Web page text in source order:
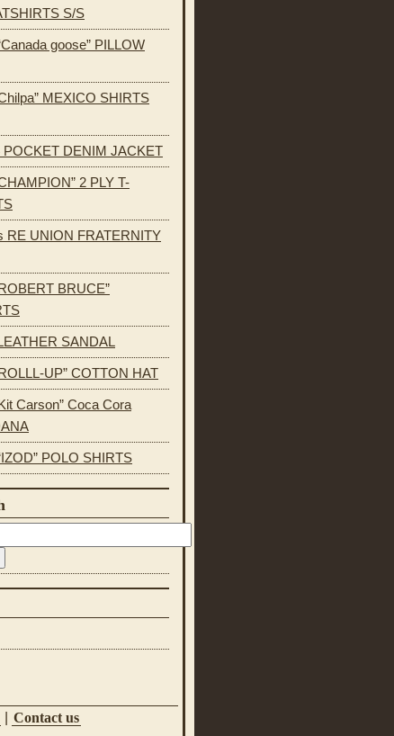
S/S
goose” PILLOW
MEXICO SHIRTS
POCKET DENIM JACKET
2 PLY T-
RE UNION FRATERNITY
BRUCE”
SANDAL
UP” COTTON HAT
Carson” Coca Cora
POLO SHIRTS
Contact us